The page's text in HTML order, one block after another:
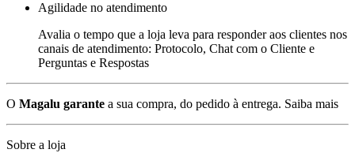
Agilidade no atendimento
Avalia o tempo que a loja leva para responder aos clientes nos
canais de atendimento: Protocolo, Chat com o Cliente e
Perguntas e Respostas
O Magalu garante a sua compra, do pedido à entrega. Saiba mais
Sobre a loja